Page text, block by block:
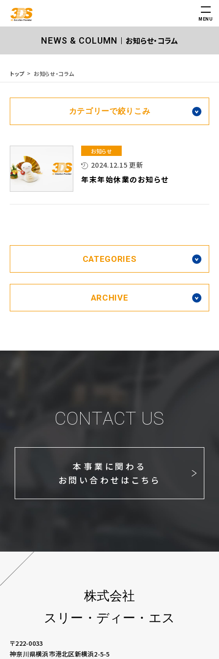
MENU
NEWS & COLUMN お知らせ・コラム
トップ お知らせ・コラム
カテゴリーで絞りこみ
お知らせ
2024.12.15 更新
年末年始休業のお知らせ
CATEGORIES
ARCHIVE
CONTACT US
本事業に関わる
お問い合わせはこちら
株式会社
スリー・ディー・エス
〒222-0033
神奈川県横浜市港北区新横浜2-5-5